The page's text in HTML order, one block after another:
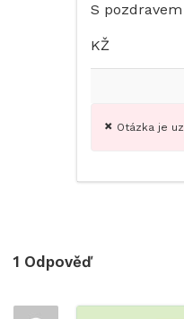
S pozdravem
KŽ
Otázka je
1 Odpověď